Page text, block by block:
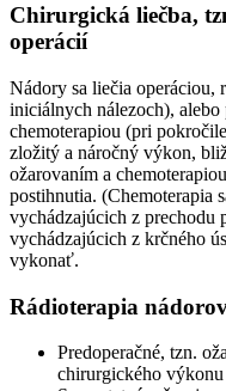
Chirurgická liečba,
operácií
Nádory sa liečia operáciou,
iniciálnych nálezoch),
chemoterapiou (pri
zložitý a náročný výkon,
ožarovaním a
postihnutia. (Chemoterapia
vychádzajúcich z prechodu
vychádzajúcich z krčného
vykonať.
Rádioterapia
Predoperačné, tzn.
chirurgického výkonu